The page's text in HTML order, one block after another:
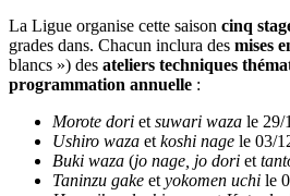
La Ligue organise cette saison cinq
grades dans. Chacun inclura des mises
blancs ») des ateliers techniques
programmation annuelle :
Morote dori etsuwari waza le 29/
Ushiro waza etkoshi nage le 03/
Buki waza (jo nage, jo dori et
Taninzu gake etyokomen uchi le